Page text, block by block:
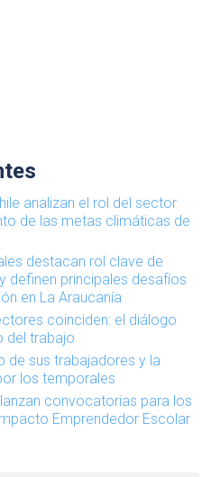
analizan el rol del sector
de las metas climáticas de
destacan rol clave de
definen principales desafíos
en La Araucanía
coinciden: el diálogo
del trabajo
de sus trabajadores y la
los temporales
convocatorias para los
Emprendedor Escolar